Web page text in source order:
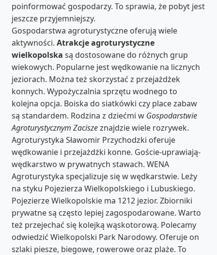
poinformować gospodarzy. To sprawia, że pobyt jest
jeszcze przyjemniejszy.
Gospodarstwa agroturystyczne oferują wiele
aktywności. Atrakcje agroturystyczne
wielkopolska są dostosowane do różnych grup
wiekowych. Popularne jest wędkowanie na licznych
jeziorach. Można też skorzystać z przejażdżek
konnych. Wypożyczalnia sprzętu wodnego to
kolejna opcja. Boiska do siatkówki czy place zabaw
są standardem. Rodzina z dziećmi w Gospodarstwie
Agroturystycznym Zaciszeznajdzie wiele rozrywek.
Agroturystyka Sławomir Przychodzki oferuje
wędkowanie i przejażdżki konne. Goście-uprawiają-
wędkarstwo w prywatnych stawach. WENA
Agroturystyka specjalizuje się w wędkarstwie. Leży
na styku Pojezierza Wielkopolskiego i Lubuskiego.
Pojezierze Wielkopolskie ma 1212 jezior. Zbiorniki
prywatne są często lepiej zagospodarowane. Warto
też przejechać się kolejką wąskotorową. Polecamy
odwiedzić Wielkopolski Park Narodowy. Oferuje on
szlaki piesze, biegowe, rowerowe oraz plaże. To